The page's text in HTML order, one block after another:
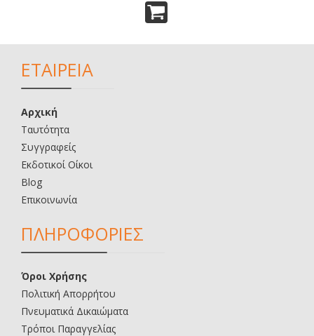
ΕΤΑΙΡΕΙΑ
Αρχική
Ταυτότητα
Συγγραφείς
Εκδοτικοί Οίκοι
Blog
Επικοινωνία
ΠΛΗΡΟΦΟΡΙΕΣ
Όροι Χρήσης
Πολιτική Απορρήτου
Πνευματικά Δικαιώματα
Τρόποι Παραγγελίας